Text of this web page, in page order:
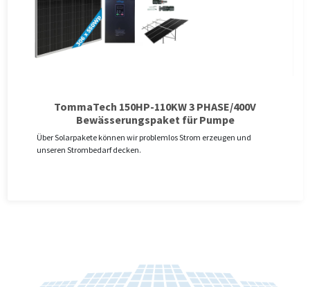
TommaTech 150HP-110KW 3 PHASE/400V
Bewässerungspaket für Pumpe
Über Solarpakete können wir problemlos Strom erzeugen und
unseren Strombedarf decken.